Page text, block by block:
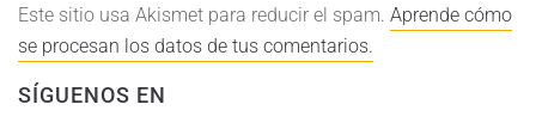
Este sitio usa Akismet para reducir el spam. Aprende cómo
se procesan los datos de tus comentarios.
SÍGUENOS EN